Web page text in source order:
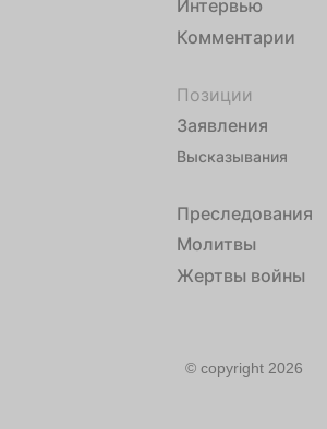
Интервью
Комментарии
Позиции
Заявления
Высказывания
Преследования
Молитвы
Жертвы войны
© copyright 2026